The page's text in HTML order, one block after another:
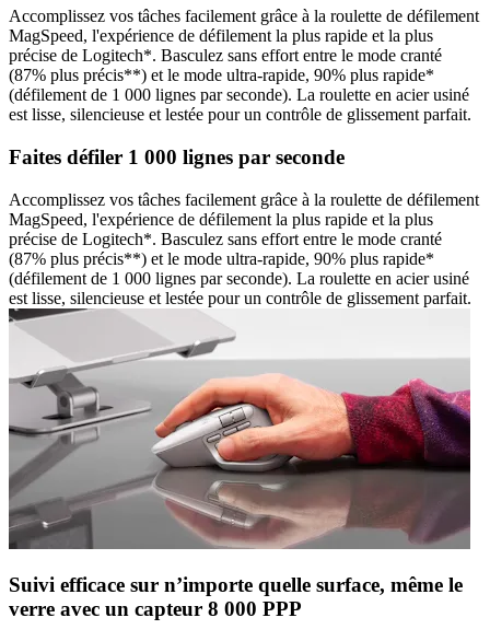
Accomplissez vos tâches facilement grâce à la roulette de défilement
MagSpeed, l'expérience de défilement la plus rapide et la plus
précise de Logitech*. Basculez sans effort entre le mode cranté
(87% plus précis**) et le mode ultra-rapide, 90% plus rapide*
(défilement de 1 000 lignes par seconde). La roulette en acier usiné
est lisse, silencieuse et lestée pour un contrôle de glissement parfait.
Faites défiler 1 000 lignes par seconde
Accomplissez vos tâches facilement grâce à la roulette de défilement
MagSpeed, l'expérience de défilement la plus rapide et la plus
précise de Logitech*. Basculez sans effort entre le mode cranté
(87% plus précis**) et le mode ultra-rapide, 90% plus rapide*
(défilement de 1 000 lignes par seconde). La roulette en acier usiné
est lisse, silencieuse et lestée pour un contrôle de glissement parfait.
Suivi efficace sur n’importe quelle surface, même le
verre avec un capteur 8 000 PPP